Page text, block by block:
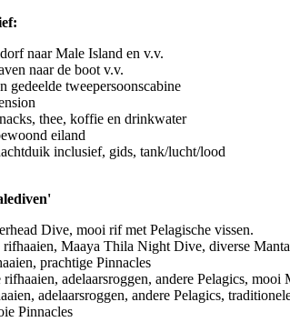
naar Male Island en v.v.
naar de boot v.v.
gedeelde tweepersoonscabine
thee, koffie en drinkwater
eiland
inclusief, gids, tank/lucht/lood
Dive, mooi rif met Pelagische vissen.
Maaya Thila Night Dive, diverse
prachtige Pinnacles
adelaarsroggen, andere Pelagics, mooi
adelaarsroggen, andere Pelagics,
Pinnacles